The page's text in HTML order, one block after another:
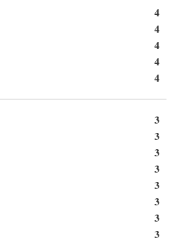
4
4
4
4
4
3
3
3
3
3
3
3
3